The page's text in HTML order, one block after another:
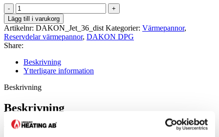
Utfyllnadssten
vid
Jetsten
DPG-
36
mängd
Lägg till i varukorg
Artikelnr: DAKON_Jet_36_dist Kategorier: Värmepannor,
Reservdelar värmepannor, DAKON DPG
Share:
Beskrivning
Ytterligare information
Beskrivning
Beskrivning
Text